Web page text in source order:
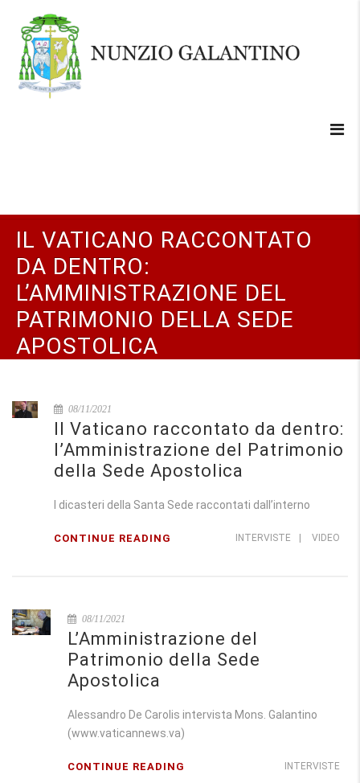
IL VATICANO RACCONTATO
DA DENTRO:
L’AMMINISTRAZIONE DEL
PATRIMONIO DELLA SEDE
APOSTOLICA
08/11/2021
Il Vaticano raccontato da dentro:
l’Amministrazione del Patrimonio
della Sede Apostolica
I dicasteri della Santa Sede raccontati dall’interno
INTERVISTE VIDEO
CONTINUE READING
08/11/2021
L’Amministrazione del
Patrimonio della Sede
Apostolica
Alessandro De Carolis intervista Mons. Galantino
(www.vaticannews.va)
INTERVISTE
CONTINUE READING